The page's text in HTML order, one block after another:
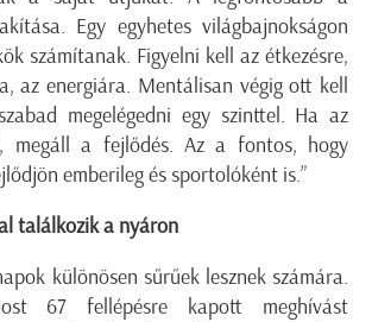
Egy egyhetes világbajnokságon
számítanak. Figyelni kell az étkezésre,
az energiára. Mentálisan végig ott kell
megelégedni egy szinttel. Ha az
megáll a fejlődés. Az a fontos, hogy
emberileg és sportolóként is.”
találkozik a nyáron
különösen sűrűek lesznek számára.
67 fellépésre kapott meghívást